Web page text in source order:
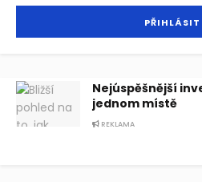
Nejúspěšnější
jednom místě
REKLAMA